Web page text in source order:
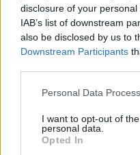
disclosure of your
IAB’s list of downstream
also be disclosed by us to
Downstream Participants
Please note that this
not limited to your visit or
grant or deny consent to
use your data for below
Personal Data
I want to opt-out of
personal data.
Opted In
Eurostat: Πιο ακριβή
2,9% έναντι 2%
Στον στόχο της ΕΚΤ